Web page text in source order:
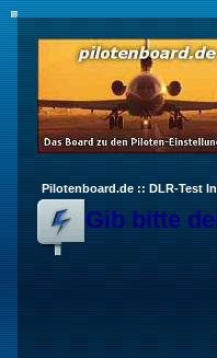
Pilotenboard.de :: DLR-Test
Gib bitte